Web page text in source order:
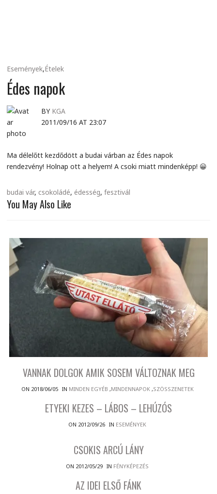
Események,Ételek
Édes napok
BY KGA
2011/09/16 AT 23:07
Ma délelőtt kezdődött a budai várban az Édes napok
rendezvény! Holnap ott a helyem! A csoki miatt mindenképp! 😀
budai vár, csokoládé, édesség, fesztivál
You May Also Like
VANNAK DOLGOK AMIK SOSEM VÁLTOZNAK MEG
ON 2018/06/05 IN MINDEN EGYÉB ,MINDENNAPOK,SZÖSSZENETEK
ETYEKI KEZES – LÁBOS – LEHÚZÓS
ON 2012/09/26 IN ESEMÉNYEK
CSOKIS ARCÚ LÁNY
ON 2012/05/29 IN FÉNYKÉPEZÉS
AZ IDEI ELSŐ FÁNK